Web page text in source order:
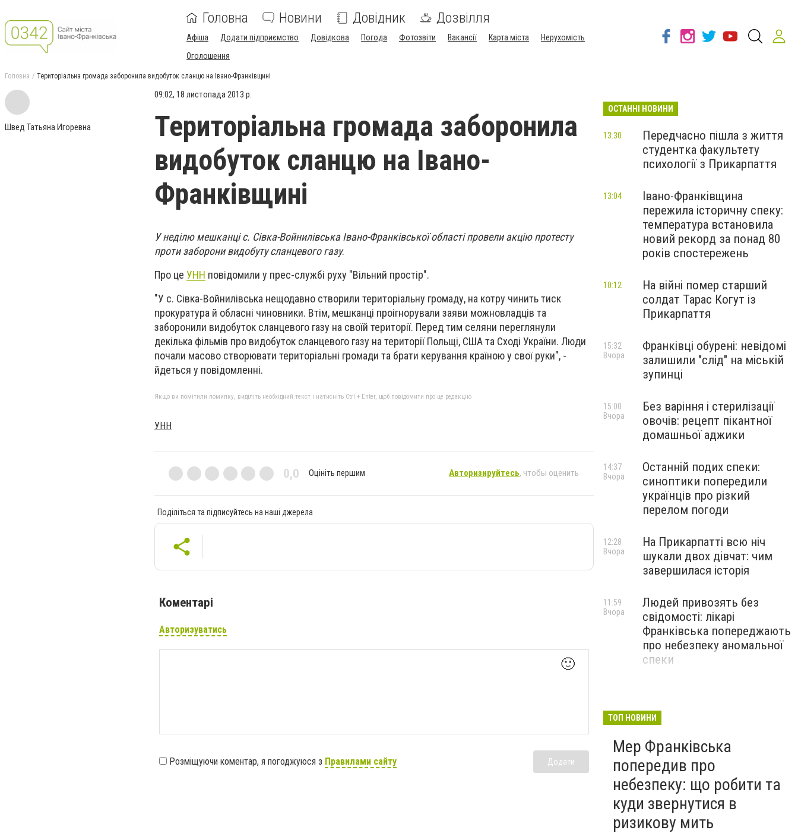
Головна Новини Довідник Дозвілля
Афіша Додати підприємство Довідкова Погода Фотозвіти Вакансії Карта міста
Нерухомість
Оголошення
Головна Територіальна громада заборонила видобуток сланцю на Івано-Франківщині
Швед Татьяна Игоревна
09:02, 18 листопада 2013 р.
Територіальна громада заборонила
видобуток сланцю на Івано-
Франківщині
У неділю мешканці с. Сівка-Войнилівська Івано-Франківської області провели акцію протесту
проти заборони видобуту сланцевого газу.
Про це УНН повідомили у прес-службі руху "Вільний простір".
"У с. Сівка-Войнилівська нещодавно створили територіальну громаду, на котру чинить тиск
прокуратура й обласні чиновники. Втім, мешканці проігнорували заяви можновладців та
заборонили видобуток сланцевого газу на своїй території. Перед тим селяни переглянули
декілька фільмів про видобуток сланцевого газу на території Польщі, США та Сході України. Люди
почали масово створювати територіальні громади та брати керування країною у свої руки", -
йдеться у повідомленні.
Якщо ви помітили помилку, виділіть необхідний текст і натисніть Ctrl + Enter, щоб повідомити про це редакцію
УНН
0,0 Оцініть першим Авторизируйтесь, чтобы оценить
Поділіться та підписуйтесь на наші джерела
Коментарі
Авторизуватись
🙂
Розміщуючи коментар, я погоджуюся з Правилами сайту Додати
ОСТАННІ НОВИНИ
Передчасно пішла з життя
студентка факультету
психології з Прикарпаття
13:30
Івано-Франківщина
пережила історичну спеку:
температура встановила
новий рекорд за понад 80
років спостережень
13:04
На війні помер старший
солдат Тарас Когут із
Прикарпаття
10:12
Франківці обурені: невідомі
залишили "слід" на міській
зупинці
15:32
Вчора
Без варіння і стерилізації
овочів: рецепт пікантної
домашньої аджики
15:00
Вчора
Останній подих спеки:
синоптики попередили
українців про різкий
перелом погоди
14:37
Вчора
На Прикарпатті всю ніч
шукали двох дівчат: чим
завершилася історія
12:28
Вчора
Людей привозять без
свідомості: лікарі
Франківська попереджають
про небезпеку аномальної
спеки
11:59
Вчора
ТОП НОВИНИ
Мер Франківська
попередив про
небезпеку: що робити та
куди звернутися в
ризикову мить